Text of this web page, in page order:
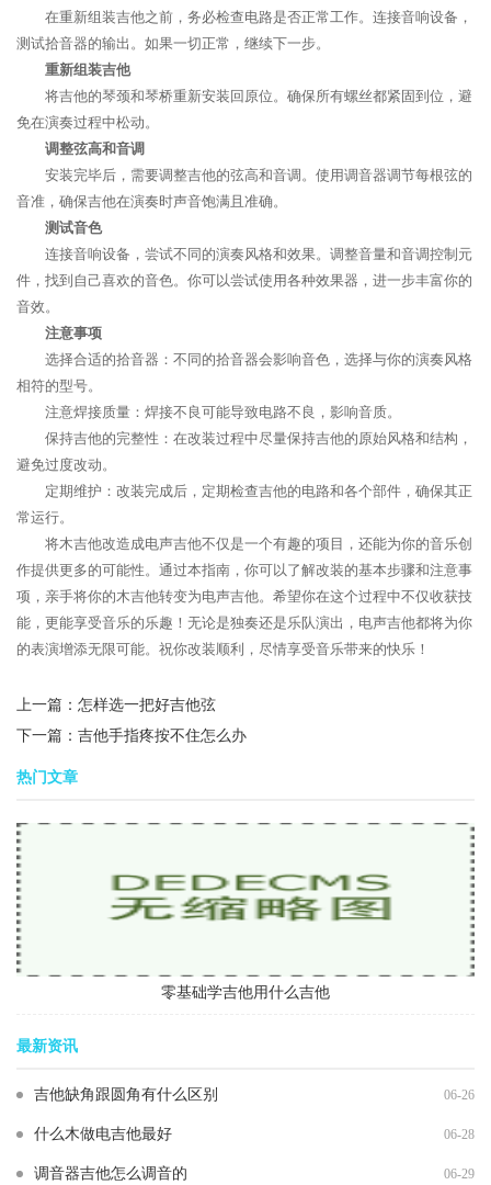
在重新组装吉他之前，务必检查电路是否正常工作。连接音响设备，
测试拾音器的输出。如果一切正常，继续下一步。
重新组装吉他
将吉他的琴颈和琴桥重新安装回原位。确保所有螺丝都紧固到位，避
免在演奏过程中松动。
调整弦高和音调
安装完毕后，需要调整吉他的弦高和音调。使用调音器调节每根弦的
音准，确保吉他在演奏时声音饱满且准确。
测试音色
连接音响设备，尝试不同的演奏风格和效果。调整音量和音调控制元
件，找到自己喜欢的音色。你可以尝试使用各种效果器，进一步丰富你的
音效。
注意事项
选择合适的拾音器：不同的拾音器会影响音色，选择与你的演奏风格
相符的型号。
注意焊接质量：焊接不良可能导致电路不良，影响音质。
保持吉他的完整性：在改装过程中尽量保持吉他的原始风格和结构，
避免过度改动。
定期维护：改装完成后，定期检查吉他的电路和各个部件，确保其正
常运行。
将木吉他改造成电声吉他不仅是一个有趣的项目，还能为你的音乐创
作提供更多的可能性。通过本指南，你可以了解改装的基本步骤和注意事
项，亲手将你的木吉他转变为电声吉他。希望你在这个过程中不仅收获技
能，更能享受音乐的乐趣！无论是独奏还是乐队演出，电声吉他都将为你
的表演增添无限可能。祝你改装顺利，尽情享受音乐带来的快乐！
上一篇： 怎样选一把好吉他弦
下一篇： 吉他手指疼按不住怎么办
热门文章
零基础学吉他用什么吉他
最新资讯
吉他缺角跟圆角有什么区别 06-26
什么木做电吉他最好 06-28
调音器吉他怎么调音的 06-29